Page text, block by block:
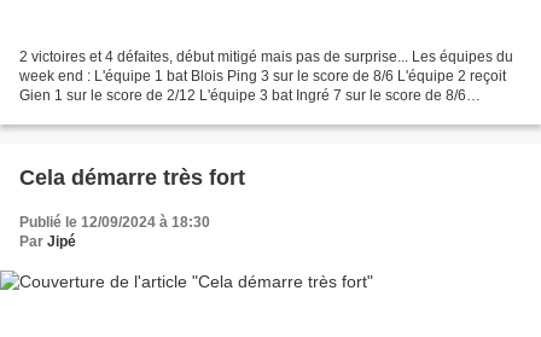
2 victoires et 4 défaites, début mitigé mais pas de surprise... Les équipes du
week end : L'équipe 1 bat Blois Ping 3 sur le score de 8/6 L'équipe 2 reçoit
Gien 1 sur le score de 2/12 L'équipe 3 bat Ingré 7 sur le score de 8/6
Cela démarre très fort
Publié le 12/09/2024 à 18:30
Par Jipé